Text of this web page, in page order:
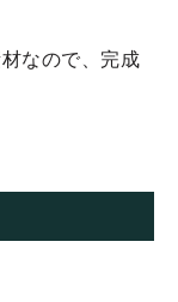
なので、完成